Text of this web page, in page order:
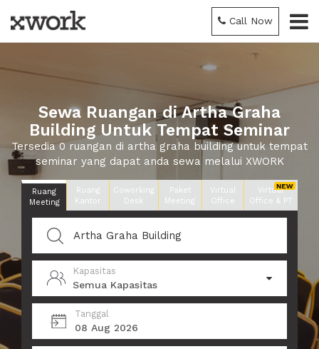
Call Now
Sewa Ruangan di Artha Graha
Building Untuk Tempat Seminar
Tersedia 0 ruangan di artha graha building untuk tempat
seminar yang dapat anda sewa melalui XWORK
Ruang
Meeting
Ruang
Kantor
Coworking
Desk
Paket
Meeting
Virtual
Office
Virtual
Office & PT
Kapasitas
Semua Kapasitas
Tanggal
08 Aug 2026